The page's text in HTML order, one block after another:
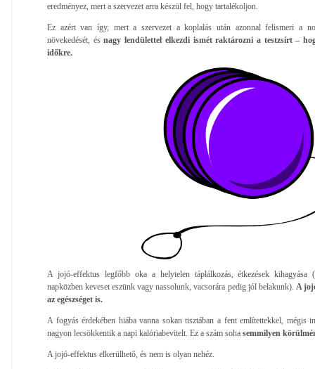
eredményez, mert a szervezet arra készül fel, hogy tartalékoljon.
Ez azért van így, mert a szervezet a koplalás után azonnal felismeri a
növekedését, ésnagy lendülettel elkezdi ismét raktározni a testzsírt –
időkre.
A jojó-effektus legfőbb oka a helytelen táplálkozás, étkezések
napközben keveset eszünk vagy nassolunk, vacsorára pedig jól belakunk). A
az egészséget is.
A fogyás érdekében hiába vanna sokan tisztában a fent említettekkel, mégis
nagyon lecsökkentik a napi kalóriabevitelt. Ez a szám soha semmilyen
A jojó-effektus elkerülhető, és nem is olyan nehéz.